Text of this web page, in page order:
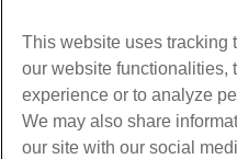
Des produits
This website uses tracking
our website functionalities,
experience or to analyze
We may also share
our site with our social